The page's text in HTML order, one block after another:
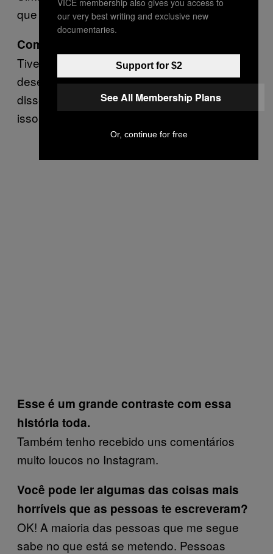
que foi muito legal.
Como eles reagiram?
Tivemos que discutir como posicionar o
desenho na camiseta, mas fora isso eles só
disseram: “Legal, obrigado”. Foi basicamente
isso.
Esse é um grande contraste com essa
história toda.
Também tenho recebido uns comentários
muito loucos no Instagram.
Você pode ler algumas das coisas mais
horríveis que as pessoas te escreveram?
OK! A maioria das pessoas que me segue
sabe no que está se metendo. Pessoas
our very best writing and exclusive new
documentaries.
Support for $2
See All Membership Plans
Or, continue for free